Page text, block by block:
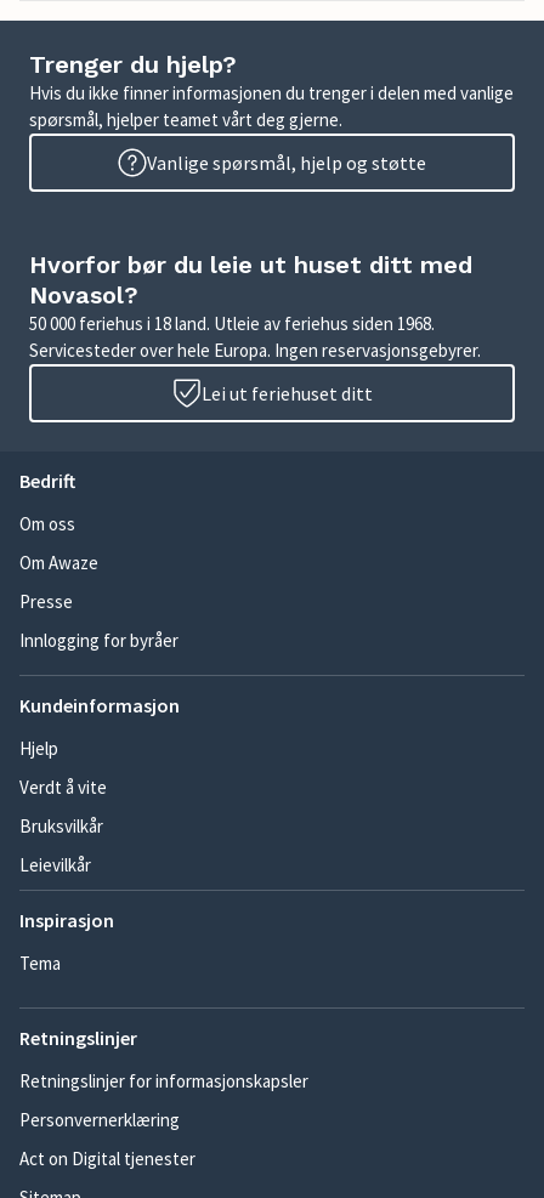
Trenger du hjelp?
Hvis du ikke finner informasjonen du trenger i delen med vanlige
spørsmål, hjelper teamet vårt deg gjerne.
Vanlige spørsmål, hjelp og støtte
Hvorfor bør du leie ut huset ditt med
Novasol?
50 000 feriehus i 18 land. Utleie av feriehus siden 1968.
Servicesteder over hele Europa. Ingen reservasjonsgebyrer.
Lei ut feriehuset ditt
Bedrift
Om oss
Om Awaze
Presse
Innlogging for byråer
Kundeinformasjon
Hjelp
Verdt å vite
Bruksvilkår
Leievilkår
Inspirasjon
Tema
Retningslinjer
Retningslinjer for informasjonskapsler
Personvernerklæring
Act on Digital tjenester